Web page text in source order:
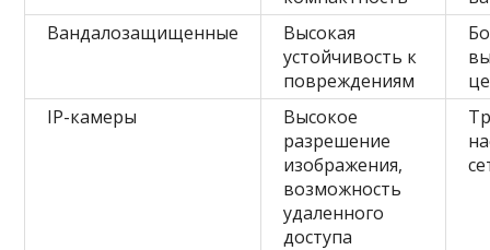
Вандалозащищенные
Высокая
устойчивость к
повреждениям
IP-камеры
Высокое
разрешение
изображения,
возможность
удаленного
доступа